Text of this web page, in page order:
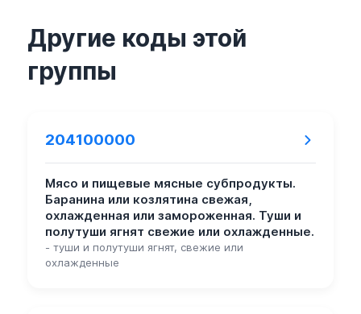
Другие коды этой
группы
204100000
Мясо и пищевые мясные субпродукты.
Баранина или козлятина свежая,
охлажденная или замороженная. Туши и
полутуши ягнят свежие или охлажденные.
- туши и полутуши ягнят, свежие или
охлажденные